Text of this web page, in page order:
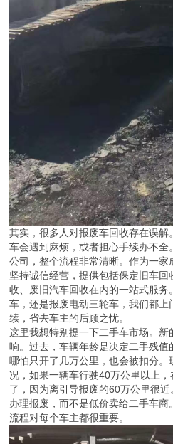
其实，很多人对报废车回收存在误
车会遇到麻烦，或者担心手续办不
公司，整个流程非常清晰。作为一
坚持诚信经营，提供包括保定旧车
收、废旧汽车回收在内的一站式服
车，还是报废电动三轮车，我们都
续，省去车主的后顾之忧。
这里我想特别提一下二手车市场。
响。过去，车辆年龄是决定二手残值
哪怕只开了几万公里，也会被扣分
况，如果一辆车行驶40万公里以上
了，因为离引导报废的60万公里很
办理报废，而不是低价卖给二手车
流程对每个车主都很重要。